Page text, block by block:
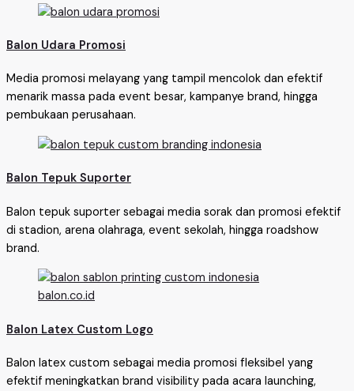
Balon Udara Promosi
Media promosi melayang yang tampil mencolok dan efektif
menarik massa pada event besar, kampanye brand, hingga
pembukaan perusahaan.
Balon Tepuk Suporter
Balon tepuk suporter sebagai media sorak dan promosi efektif
di stadion, arena olahraga, event sekolah, hingga roadshow
brand.
Balon Latex Custom Logo
Balon latex custom sebagai media promosi fleksibel yang
efektif meningkatkan brand visibility pada acara launching,